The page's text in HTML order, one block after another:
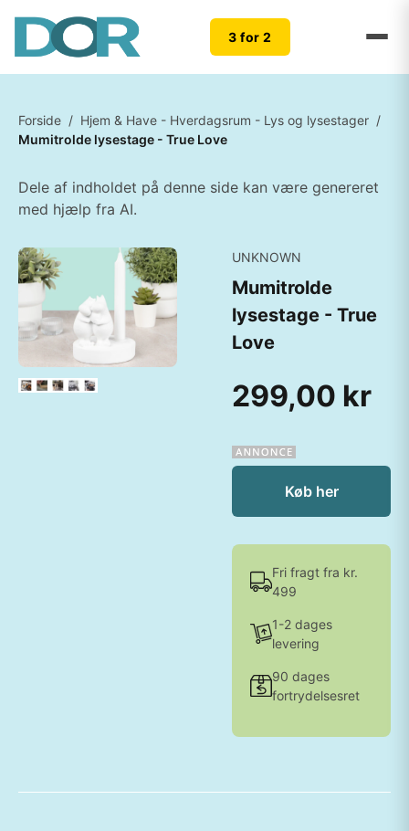
3 for 2
Forside / Hjem & Have - Hverdagsrum - Lys og lysestager /
Mumitrolde lysestage - True Love
Dele af indholdet på denne side kan være genereret
med hjælp fra AI.
UNKNOWN
Mumitrolde
lysestage - True
Love
299,00 kr
Køb her
Fri fragt fra kr.
499
1-2 dages
levering
90 dages
fortrydelsesret